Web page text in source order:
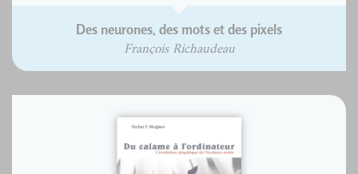
Des neurones, des mots et des pixels
François Richaudeau